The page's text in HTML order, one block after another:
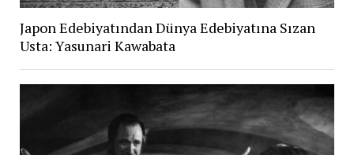
Japon Edebiyatından Dünya Edebiyatına Sızan
Usta: Yasunari Kawabata